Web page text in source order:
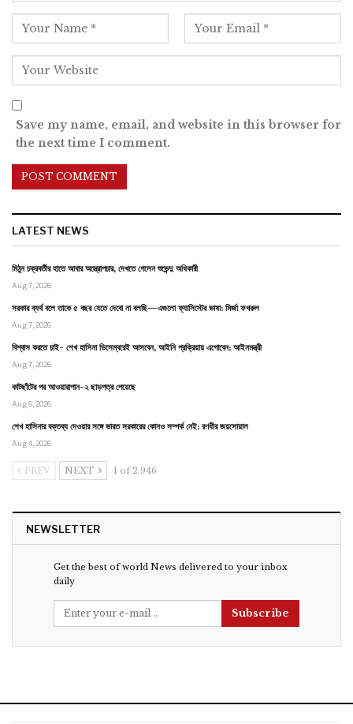
Save my name, email, and website in this browser for
the next time I comment.
LATEST NEWS
মিঠুন চক্রবর্তীর হাতে আবার অস্ত্রোপচার, দেখতে গেলেন শুভেন্দু অধিকারী
Aug 7, 2026
সরকার ব্যর্থ বলে তাকে ৫ বছর যেতে দেবো না বলছি—এগুলো ফ্যাসিস্টের ভাষা: মির্জা ফখরুল
Aug 7, 2026
বিশ্বাস করতে চাই- শেখ হাসিনা ডিসেম্বরেই আসবেন, আইনি প্রক্রিয়ায় এগোবেন: আইনমন্ত্রী
Aug 7, 2026
কাটছাঁটের পর আওয়ারাপান-২ ছাড়পত্র পেয়েছে
Aug 6, 2026
শেখ হাসিনার বক্তব্য দেওয়ার সঙ্গে ভারত সরকারের কোনও সম্পর্ক নেই: রণধীর জয়সোয়াল
Aug 4, 2026
PREV NEXT 1 of 2,946
NEWSLETTER
Get the best of world News delivered to your inbox
daily
Subscribe